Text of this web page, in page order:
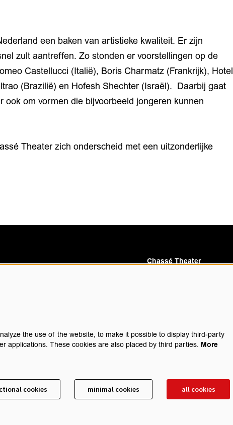
een baken van artistieke kwaliteit. Er zijn
zult aantreffen. Zo stonden er voorstellingen op de
Castellucci (Italië), Boris Charmatz (Frankrijk), Hotel
(Brazilië) en Hofesh Shechter (Israël). Daarbij gaat
ook om vormen die bijvoorbeeld jongeren kunnen
Theater zich onderscheid met een uitzonderlijke
Chassé Theater
the use of the website, to make it possible to display third-party
applications. These cookies are also placed by third parties. More
cookies minimal cookies all cookies